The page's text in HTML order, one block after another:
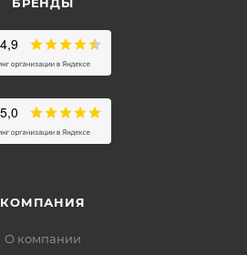
КОМПАНИЯ
О компании